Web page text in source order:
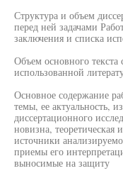
Структура и объем
перед ней задачами
заключения и списка
Объем основного текста
использованной
Основное содержание
темы, ее актуальность,
диссертационного
новизна, теоретическая
источники
приемы его
выносимые на защиту